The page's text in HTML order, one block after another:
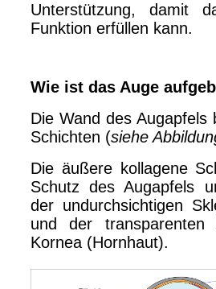
Unterstützung, damit
Funktion erfüllen kann.
Wie ist das Auge
Die Wand des Augapfels
Schichten (siehe
Die äußere kollagene
Schutz des Augapfels
der undurchsichtigen
und der transparenten
Kornea (Hornhaut).